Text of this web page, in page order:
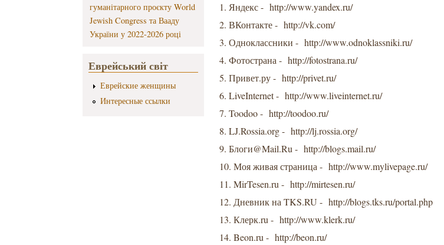
гуманітарного проєкту World
Jewish Congress та Вааду
України у 2022-2026 році
Еврейський світ
Еврейские женщины
Интересные ссылки
1. Яндекс - http://www.yandex.ru/
2. ВКонтакте - http://vk.com/
3. Одноклассники - http://www.odnoklassniki.ru/
4. Фотострана - http://fotostrana.ru/
5. Привет.ру - http://privet.ru/
6. LiveInternet - http://www.liveinternet.ru/
7. Toodoo - http://toodoo.ru/
8. LJ.Rossia.org - http://lj.rossia.org/
9. Блоги@Mail.Ru - http://blogs.mail.ru/
10. Моя живая страница - http://www.mylivepage.ru/
11. MirTesen.ru - http://mirtesen.ru/
12. Дневник на TKS.RU - http://blogs.tks.ru/portal.php
13. Клерк.ru - http://www.klerk.ru/
14. Beon.ru - http://beon.ru/